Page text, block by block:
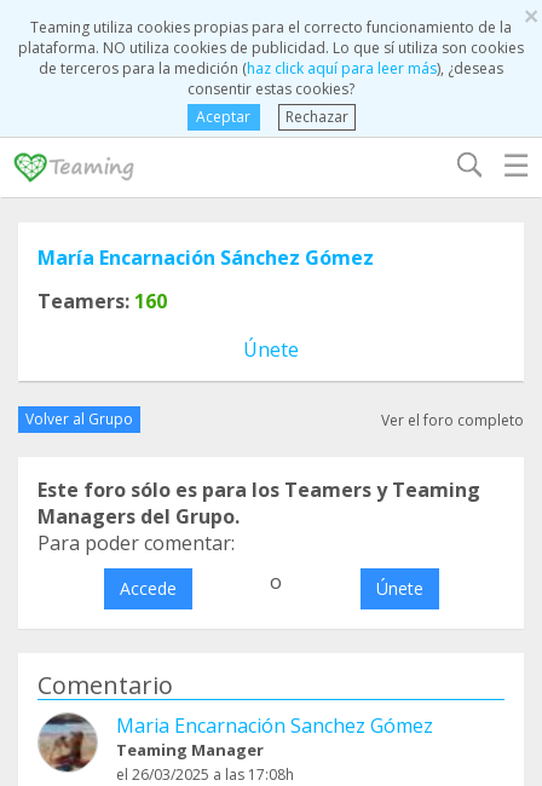
×
Teaming utiliza cookies propias para el correcto funcionamiento de la
plataforma. NO utiliza cookies de publicidad. Lo que sí utiliza son cookies
de terceros para la medición (haz click aquí para leer más), ¿deseas
consentir estas cookies?
Aceptar
Rechazar
☰
María Encarnación Sánchez Gómez
Teamers: 160
Únete
Volver al Grupo Ver el foro completo
Este foro sólo es para los Teamers y Teaming
Managers del Grupo.
Para poder comentar:
Accede o Únete
Comentario
Maria Encarnación Sanchez Gómez
Teaming Manager
el 26/03/2025 a las 17:08h